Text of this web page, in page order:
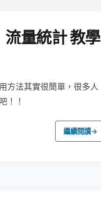
量統計 教學
方法其實很簡單，很多人
！！
繼續閱讀→